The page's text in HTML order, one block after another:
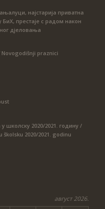
најстарија приватна
престаје с радом након
дјеловања
praznici
школску 2020/2021. годину /
2020/2021. godinu
август 2026.